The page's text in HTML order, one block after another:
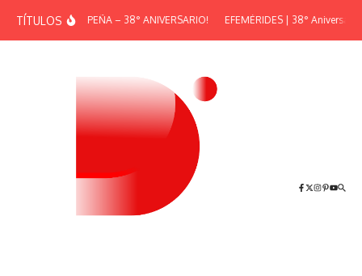
TÍTULOS¡GRAN PEÑA – 38° ANIVERSARIO! EFEMÉRIDES | 38°